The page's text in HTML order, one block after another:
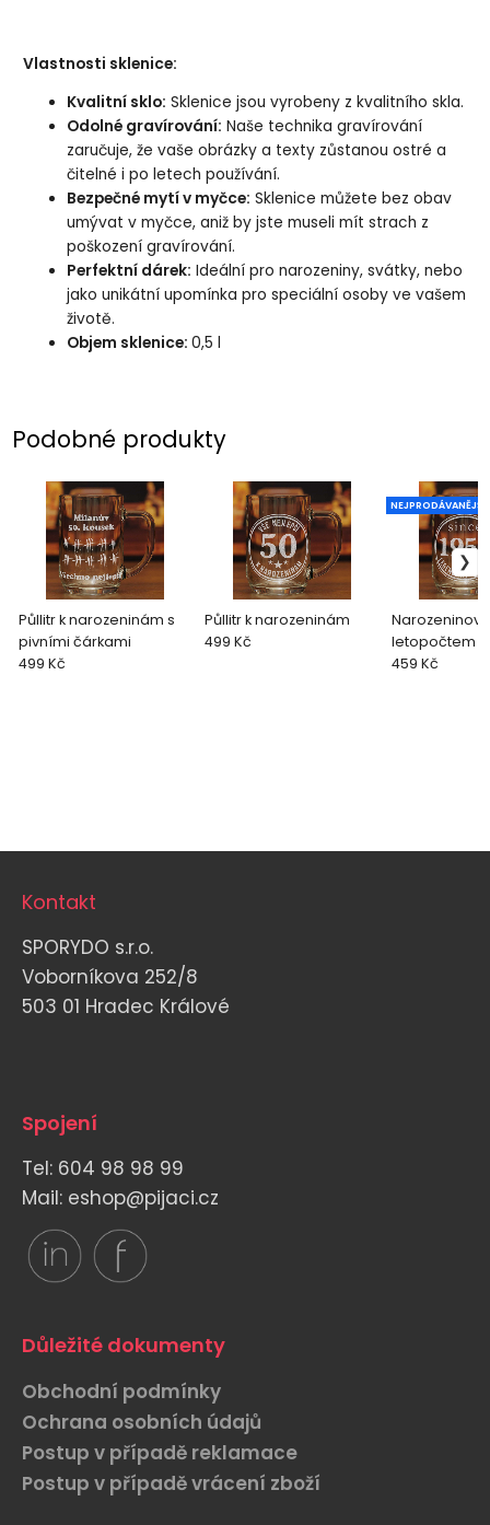
Vlastnosti sklenice:
Kvalitní sklo: Sklenice jsou vyrobeny z kvalitního skla.
Odolné gravírování: Naše technika gravírování
zaručuje, že vaše obrázky a texty zůstanou ostré a
čitelné i po letech používání.
Bezpečné mytí v myčce: Sklenice můžete bez obav
umývat v myčce, aniž by jste museli mít strach z
poškození gravírování.
Perfektní dárek: Ideální pro narozeniny, svátky, nebo
jako unikátní upomínka pro speciální osoby ve vašem
životě.
Objem sklenice:0,5 l
Podobné produkty
Půllitr k narozeninám s
pivními čárkami
499 Kč
Půllitr k narozeninám
499 Kč
letopočtem
NEJPRODÁVANĚJŠÍ
459 Kč
Kontakt
SPORYDO s.r.o.
Voborníkova 252/8
503 01 Hradec Králové
Spojení
Tel: 604 98 98 99
Mail: eshop@pijaci.cz
Důležité dokumenty
Obchodní podmínky
Ochrana osobních údajů
Postup v případě reklamace
Postup v případě vrácení zboží